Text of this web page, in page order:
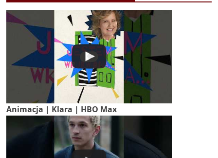
Animacja | Klara | HBO Max